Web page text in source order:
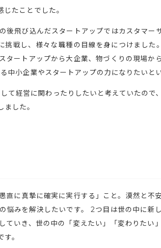
たことでした。
後飛び込んだスタートアップではカスタマー
戦し、様々な職種の目線を身につけました
タートアップから大企業、物づくりの現場か
中小企業やスタートアップの力になりたいと
て経営に関わったりしたいと考えていたので
した。
直に真摯に確実に実行する」こと。漠然と不
悩みを解決したいです。 2つ目は世の中に新
ていき、世の中の「変えたい」「変わりたい
。